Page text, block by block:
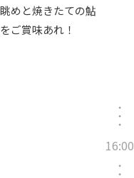
眺めと焼きたての鮎
をご賞味あれ！
16:00